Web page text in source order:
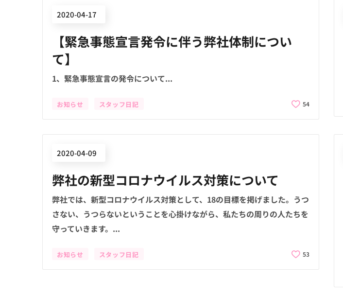
2020-04-17
【緊急事態宣言発令に伴う弊社体制につい
て】
1、緊急事態宣言の発令について...
お知らせ スタッフ日記 54
2020-04-09
弊社の新型コロナウイルス対策について
弊社では、新型コロナウイルス対策として、18の目標を掲げました。うつ
さない、うつらないということを心掛けながら、私たちの周りの人たちを
守っていきます。...
お知らせ スタッフ日記 53